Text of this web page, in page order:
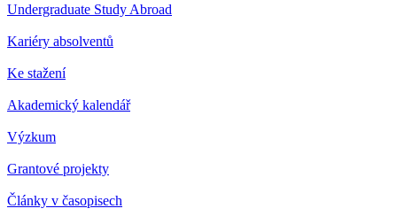
Undergraduate Study Abroad
Kariéry absolventů
Ke stažení
Akademický kalendář
Výzkum
Grantové projekty
Články v časopisech